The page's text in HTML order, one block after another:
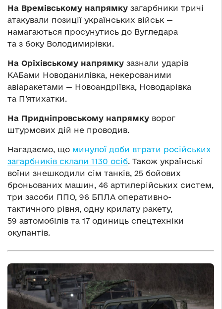
На Времівському напрямку загарбники тричі
атакували позиції українських військ —
намагаються просунутись до Вугледара
та з боку Володимирівки.
На Оріхівському напрямку зазнали ударів
КАБами Новоданилівка, некерованими
авіаракетами — Новоандріївка, Новодарівка
та П’ятихатки.
На Придніпровському напрямку ворог
штурмових дій не проводив.
Нагадаємо, що минулої доби втрати російських
загарбників склали 1130 осіб. Також українські
воїни знешкодили сім танків, 25 бойових
броньованих машин, 46 артилерійських систем,
три засоби ППО, 96 БПЛА оперативно-
тактичного рівня, одну крилату ракету,
59 автомобілів та 17 одиниць спецтехніки
окупантів.